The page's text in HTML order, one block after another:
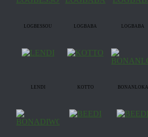
LOGBESSOU LOGBABA LOGBABA
LENDI KOTTO BONANLOKA